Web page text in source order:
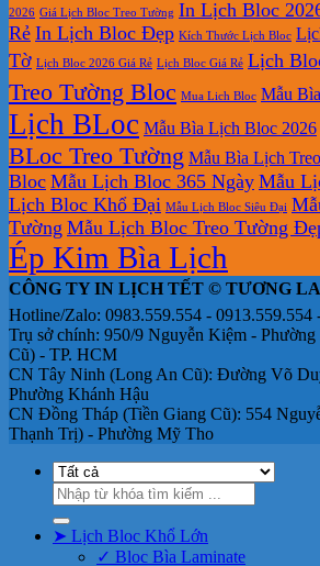
rẻ
bộ
số
in
tết
tại
2026 Giá Lịch Bloc Treo Tường In Lịch Bloc
Rẻ In Lịch Bloc Đẹp Kích Thước Lịch Bloc
Tờ Lịch Bloc 2026 Giá Rẻ Lịch Bloc Giá Rẻ Lịch
Treo Tường Bloc Mua Lich Bloc Mẫu
Lịch BLoc Mẫu Bìa Lịch Bloc 2026
BLoc Treo Tường Mẫu Bìa Lịch
Bloc Mẫu Lịch Bloc 365 Ngày Mẫu
Lịch Bloc Khổ Đại Mẫu Lịch Bloc Siêu Đại
Tường Mẫu Lịch Bloc Treo Tường
Ép Kim Bìa Lịch
CÔNG TY IN LỊCH TẾT © TƯƠNG
Hotline/Zalo: 0983.559.554 - 0913.559.554
Trụ sở chính: 950/9 Nguyễn Kiệm -
Cũ) - TP. HCM
CN Tây Ninh (Long An Cũ): Đường Võ
Phường Khánh Hậu
CN Đồng Tháp (Tiền Giang Cũ): 554
Thạnh Trị) - Phường Mỹ Tho
Tìm
kiếm:
➤ Lịch Bloc Khổ Lớn
✓ Bloc Bìa Laminate